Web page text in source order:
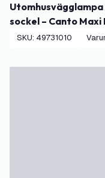
Utomhusvägglampa – Upp- och nedljus – Grå – GU10-
sockel – Canto Maxi
SKU: 49731010